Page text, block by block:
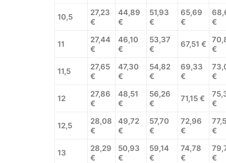
10,5
27,23
€
44,89
€
51,93
€
65,69
€
€
11
27,44
€
46,10
€
53,37
€
67,51 €
€
11,5
27,65
€
47,30
€
54,82
€
69,33
€
€
12
27,86
€
48,51
€
56,26
€
71,15 €
€
12,5
28,08
€
49,72
€
57,70
€
72,96
€
€
13
28,29
€
50,93
€
59,14
€
74,78
€
€